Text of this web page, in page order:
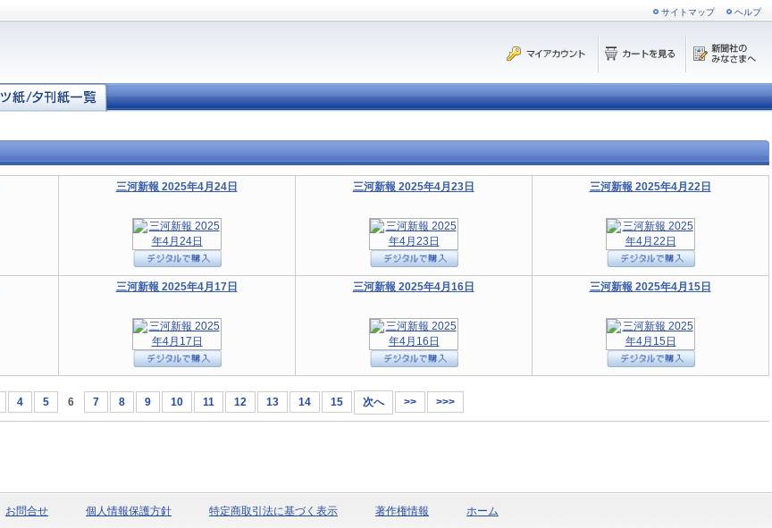
サイトマップ ヘルプ
三河新報 2025年4月24日 三河新報 2025年4月23日 三河新報 2025年4月22日
三河新報 2025年4月17日 三河新報 2025年4月16日 三河新報 2025年4月15日
4 5 6 7 8 9 10 11 12 13 14 15 次へ >> >>>
お問合せ 個人情報保護方針 特定商取引法に基づく表示 著作権情報 ホーム